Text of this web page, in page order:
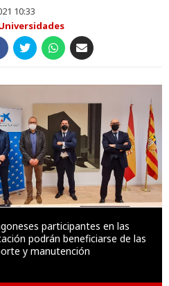
10:33
participantes en las
podrán beneficiarse de las
y manutención